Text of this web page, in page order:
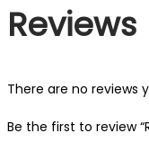
Reviews
There are no reviews
Be the first to review